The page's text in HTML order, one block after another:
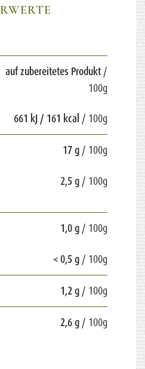
auf zubereitetes Produkt /
100g
661 kJ / 161 kcal / 100g
17 g / 100g
2,5 g / 100g
1,0 g / 100g
< 0,5 g / 100g
1,2 g / 100g
2,6 g / 100g